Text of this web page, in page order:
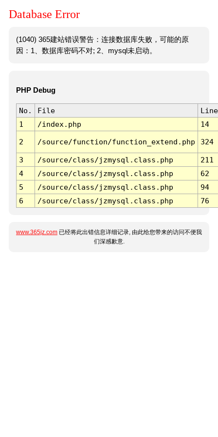
Database Error
(1040) 365建站错误警告：连接数据库失败，可能的原
因：1、数据库密码不对; 2、mysql未启动。
PHP Debug
No. File
Line
1
/index.php 14
2 /source/function/function_extend.php 324
3 /source/class/jzmysql.class.php
211
4
/source/class/jzmysql.class.php
62
5
/source/class/jzmysql.class.php
94
6
/source/class/jzmysql.class.php 76
www.365jz.com 已经将此出错信息详细记录, 由此给您带来的访问不便我
们深感歉意.